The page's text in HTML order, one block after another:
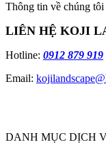
Thông tin về chúng tôi
LIÊN HỆ KOJI
Hotline: 0912 879 919
Email:
DANH MỤC DỊCH